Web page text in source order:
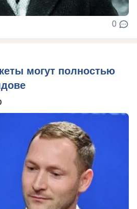
0
могут полностью